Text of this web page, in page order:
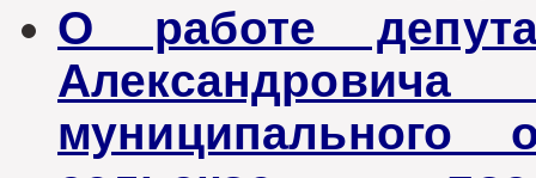
О работе
муниципального